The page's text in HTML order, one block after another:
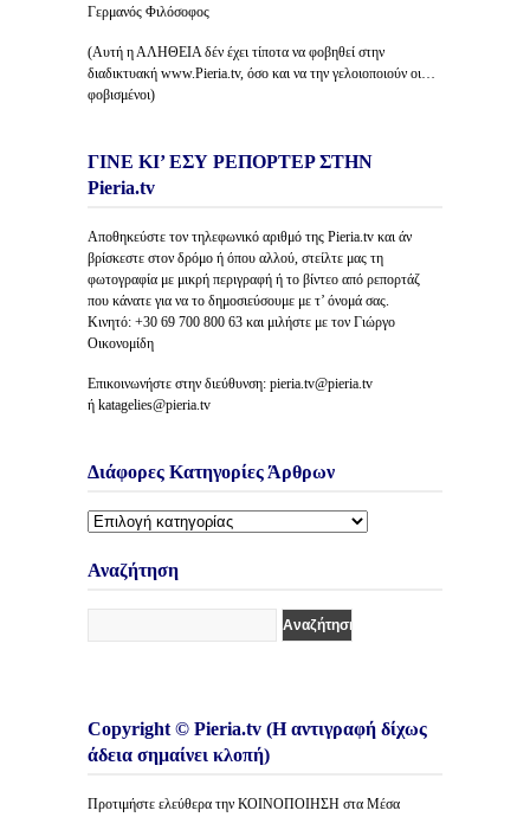
Γερμανός Φιλόσοφος
(Αυτή η ΑΛΗΘΕΙΑ δέν έχει τίποτα να φοβηθεί στην
διαδικτυακή www.Pieria.tv, όσο και να την γελοιοποιούν οι…
φοβισμένοι)
ΓΙΝΕ ΚΙ’ ΕΣΥ ΡΕΠΟΡΤΕΡ ΣΤΗΝ
Pieria.tv
Αποθηκεύστε τον τηλεφωνικό αριθμό της Pieria.tv και άν
βρίσκεστε στον δρόμο ή όπου αλλού, στείλτε μας τη
φωτογραφία με μικρή περιγραφή ή το βίντεο από ρεπορτάζ
που κάνατε για να το δημοσιεύσουμε με τ’ όνομά σας.
Κινητό: +30 69 700 800 63 και μιλήστε με τον Γιώργο
Οικονομίδη
Επικοινωνήστε στην διεύθυνση: pieria.tv@pieria.tv
ή katagelies@pieria.tv
Διάφορες Κατηγορίες Άρθρων
Διάφορες
Άρθρων
Αναζήτηση
Copyright © Pieria.tv (Η αντιγραφή δίχως
άδεια σημαίνει κλοπή)
Προτιμήστε ελεύθερα την ΚΟΙΝΟΠΟΙΗΣΗ στα Μέσα